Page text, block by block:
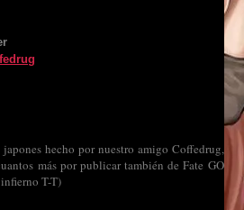
hecho por nuestro amigo Coffedrug,
más por publicar también de Fate GO
T-T)